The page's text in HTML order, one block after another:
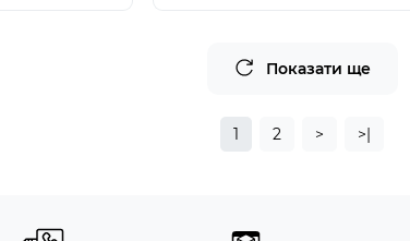
Показати ще
1 2 > >|